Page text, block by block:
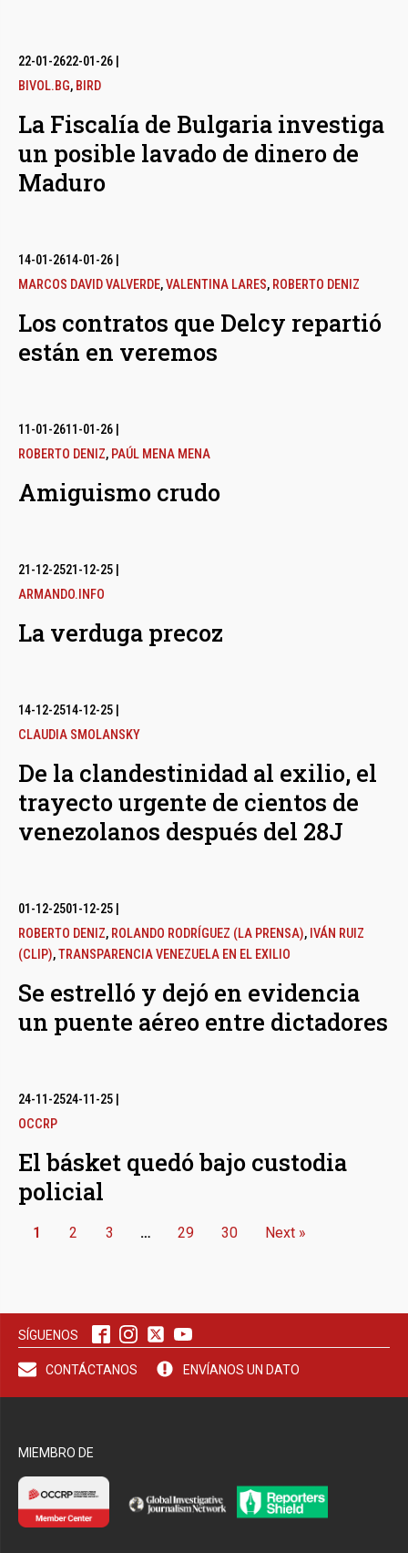
22-01-2622-01-26
BIVOL.BG, BIRD
La Fiscalía de Bulgaria investiga
un posible lavado de dinero de
Maduro
14-01-2614-01-26
MARCOS DAVID VALVERDE,VALENTINA LARES, ROBERTO DENIZ
Los contratos que Delcy repartió
están en veremos
11-01-2611-01-26
ROBERTO DENIZ, PAÚL MENA MENA
Amiguismo crudo
21-12-2521-12-25
ARMANDO.INFO
La verduga precoz
14-12-2514-12-25
CLAUDIA SMOLANSKY
De la clandestinidad al exilio, el
trayecto urgente de cientos de
venezolanos después del 28J
01-12-2501-12-25
ROBERTO DENIZ, ROLANDO RODRÍGUEZ (LA PRENSA), IVÁN RUIZ
(CLIP),TRANSPARENCIA VENEZUELA EN EL EXILIO
Se estrelló y dejó en evidencia
un puente aéreo entre dictadores
24-11-2524-11-25
OCCRP
El básket quedó bajo custodia
policial
1 2 3 … 29 30 Next »
SÍGUENOS
CONTÁCTANOS ENVÍANOS UN DATO
MIEMBRO DE